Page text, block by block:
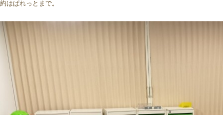
はぱれっとまで。